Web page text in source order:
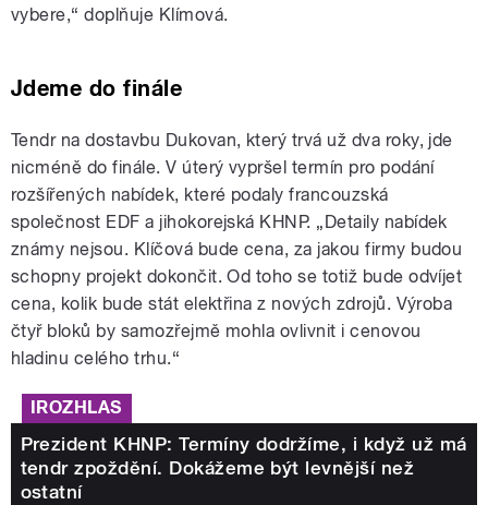
vybere,“ doplňuje Klímová.
Jdeme do finále
Tendr na dostavbu Dukovan, který trvá už dva roky, jde
nicméně do finále. V úterý vypršel termín pro podání
rozšířených nabídek, které podaly francouzská
společnost EDF a jihokorejská KHNP. „Detaily nabídek
známy nejsou. Klíčová bude cena, za jakou firmy budou
schopny projekt dokončit. Od toho se totiž bude odvíjet
cena, kolik bude stát elektřina z nových zdrojů. Výroba
čtyř bloků by samozřejmě mohla ovlivnit i cenovou
hladinu celého trhu.“
IROZHLAS
Prezident KHNP: Termíny dodržíme, i když už má
tendr zpoždění. Dokážeme být levnější než
ostatní